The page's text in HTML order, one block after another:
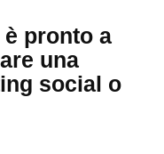
pronto a
una
social o